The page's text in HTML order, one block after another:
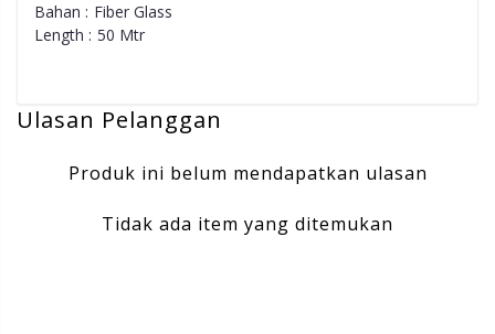
Bahan : Fiber Glass
Length : 50 Mtr
Ulasan Pelanggan
Produk ini belum mendapatkan ulasan
Tidak ada item yang ditemukan